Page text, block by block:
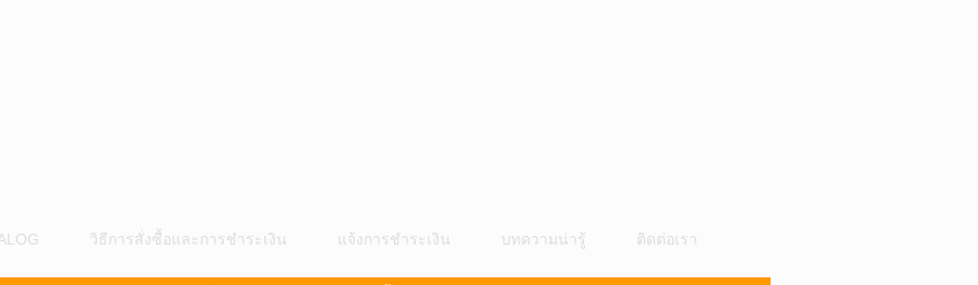
วิธีการสั่งซื้อและการชำระเงิน แจ้งการชำระเงิน บทความน่ารู้ ติดต่อเรา